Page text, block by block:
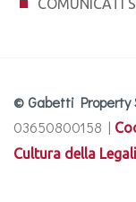
COMUNICATI
© Gabetti Property
03650800158 |
Cultura della